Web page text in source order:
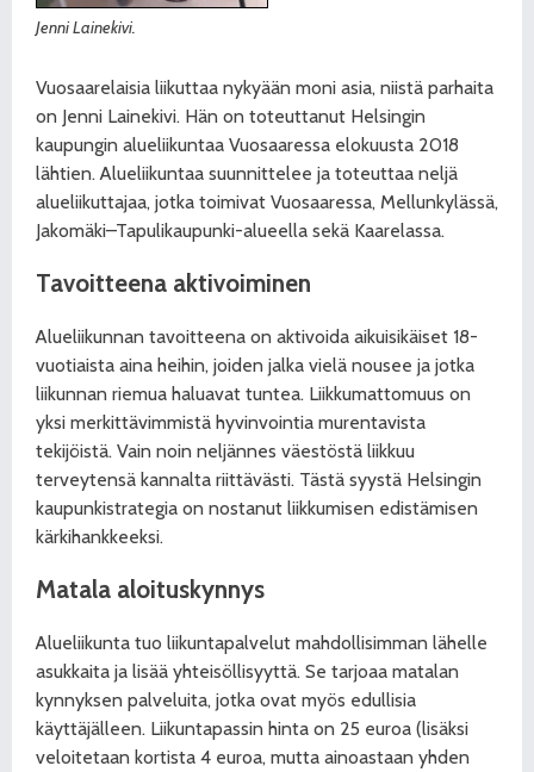
Jenni Lainekivi.
Vuosaarelaisia liikuttaa nykyään moni asia, niistä parhaita
on Jenni Lainekivi. Hän on toteuttanut Helsingin
kaupungin alueliikuntaa Vuosaaressa elokuusta 2018
lähtien. Alueliikuntaa suunnittelee ja toteuttaa neljä
alueliikuttajaa, jotka toimivat Vuosaaressa, Mellunkylässä,
Jakomäki–Tapulikaupunki-alueella sekä Kaarelassa.
Tavoitteena aktivoiminen
Alueliikunnan tavoitteena on aktivoida aikuisikäiset 18-
vuotiaista aina heihin, joiden jalka vielä nousee ja jotka
liikunnan riemua haluavat tuntea. Liikkumattomuus on
yksi merkittävimmistä hyvinvointia murentavista
tekijöistä. Vain noin neljännes väestöstä liikkuu
terveytensä kannalta riittävästi. Tästä syystä Helsingin
kaupunkistrategia on nostanut liikkumisen edistämisen
kärkihankkeeksi.
Matala aloituskynnys
Alueliikunta tuo liikuntapalvelut mahdollisimman lähelle
asukkaita ja lisää yhteisöllisyyttä. Se tarjoaa matalan
kynnyksen palveluita, jotka ovat myös edullisia
käyttäjälleen. Liikuntapassin hinta on 25 euroa (lisäksi
veloitetaan kortista 4 euroa, mutta ainoastaan yhden